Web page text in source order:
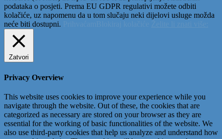
podataka o posjeti. Prema EU GDPR regulativi možete odbiti
kolačiće, uz napomenu da u tom slučaju neki dijelovi usluge možda
neće biti dostupni.
Zatvori
Privacy Overview
This website uses cookies to improve your experience while you
navigate through the website. Out of these, the cookies that are
categorized as necessary are stored on your browser as they are
essential for the working of basic functionalities of the website. We
also use third-party cookies that help us analyze and understand how